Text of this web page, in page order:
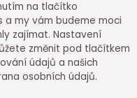
na tlačítko
a my vám budeme moci
zajímat. Nastavení
změnit pod tlačítkem
údajů a našich
osobních údajů.